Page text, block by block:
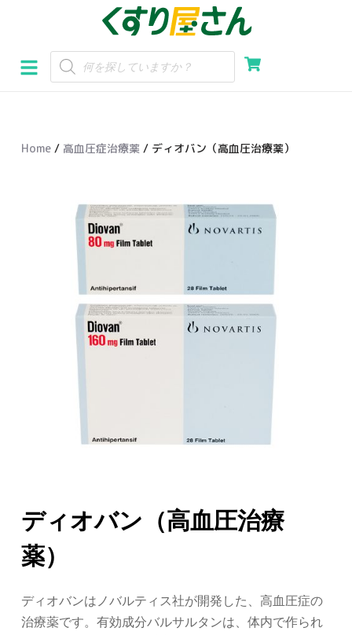
ン
テ
スHome / 高血圧症治療薬 / ディオバン（高血圧治療薬）
ディオバン（高血圧治療
薬）
ディオバンはノバルティス社が開発した、高血圧症の
治療薬です。有効成分バルサルタンは、体内で作られ